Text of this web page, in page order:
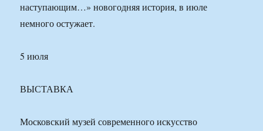
наступающим…» новогодняя история, в июле
немного остужает.
5 июля
ВЫСТАВКА
Московский музей современного искусство